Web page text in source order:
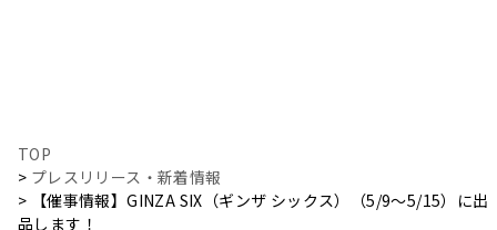
TOP
プレスリリース・新着情報
【催事情報】GINZA SIX（ギンザ シックス）（5/9〜5/15）に出
品します！